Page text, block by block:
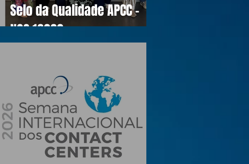
Selo da Qualidade APCC -
NOS 16990